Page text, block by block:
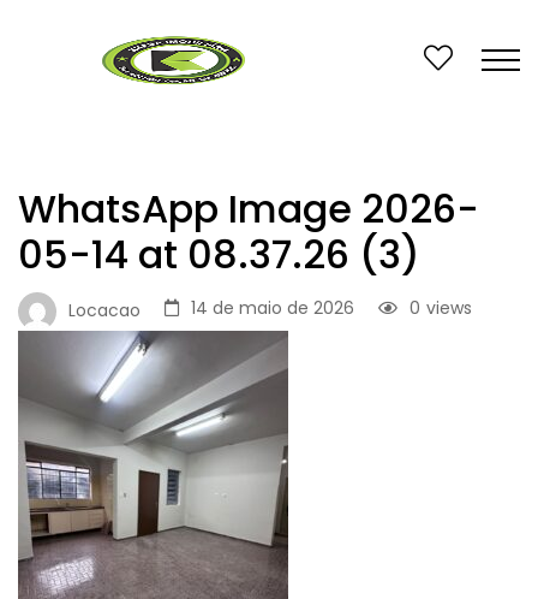
WhatsApp Image 2026-
05-14 at 08.37.26 (3)
Locacao 14 de maio de 2026 views
0